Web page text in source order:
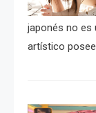
japonés no es
artístico